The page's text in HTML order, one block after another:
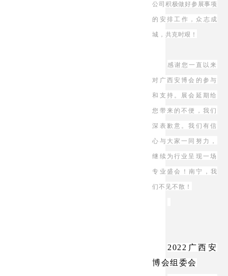
公司积极做好参展事项
的安排工作，众志成
城，共克时艰！
感谢您一直以来
对广西安博会的参与
和支持。展会延期给
您带来的不便，我们
深表歉意。我们有信
心与大家一同努力，
继续为行业呈现一场
专业盛会！南宁 ，我
们不见不散！
2022广西安
博会组委会